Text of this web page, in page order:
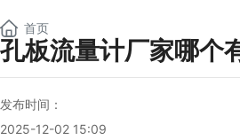
首页
孔板流量计厂家哪个
发布时间：
2025-12-02 15:09